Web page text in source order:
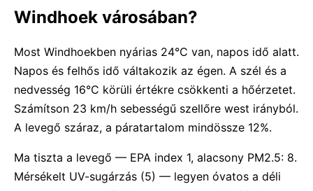
Windhoek városában?
Most Windhoekben nyárias 24°C van, napos idő alatt.
Napos és felhős idő váltakozik az égen. A szél és a
nedvesség 16°C körüli értékre csökkenti a hőérzetet.
Számítson 23 km/h sebességű szellőre west irányból.
A levegő száraz, a páratartalom mindössze 12%.
Ma tiszta a levegő — EPA index 1, alacsony PM2.5: 8.
Mérsékelt UV-sugárzás (5) — legyen óvatos a déli